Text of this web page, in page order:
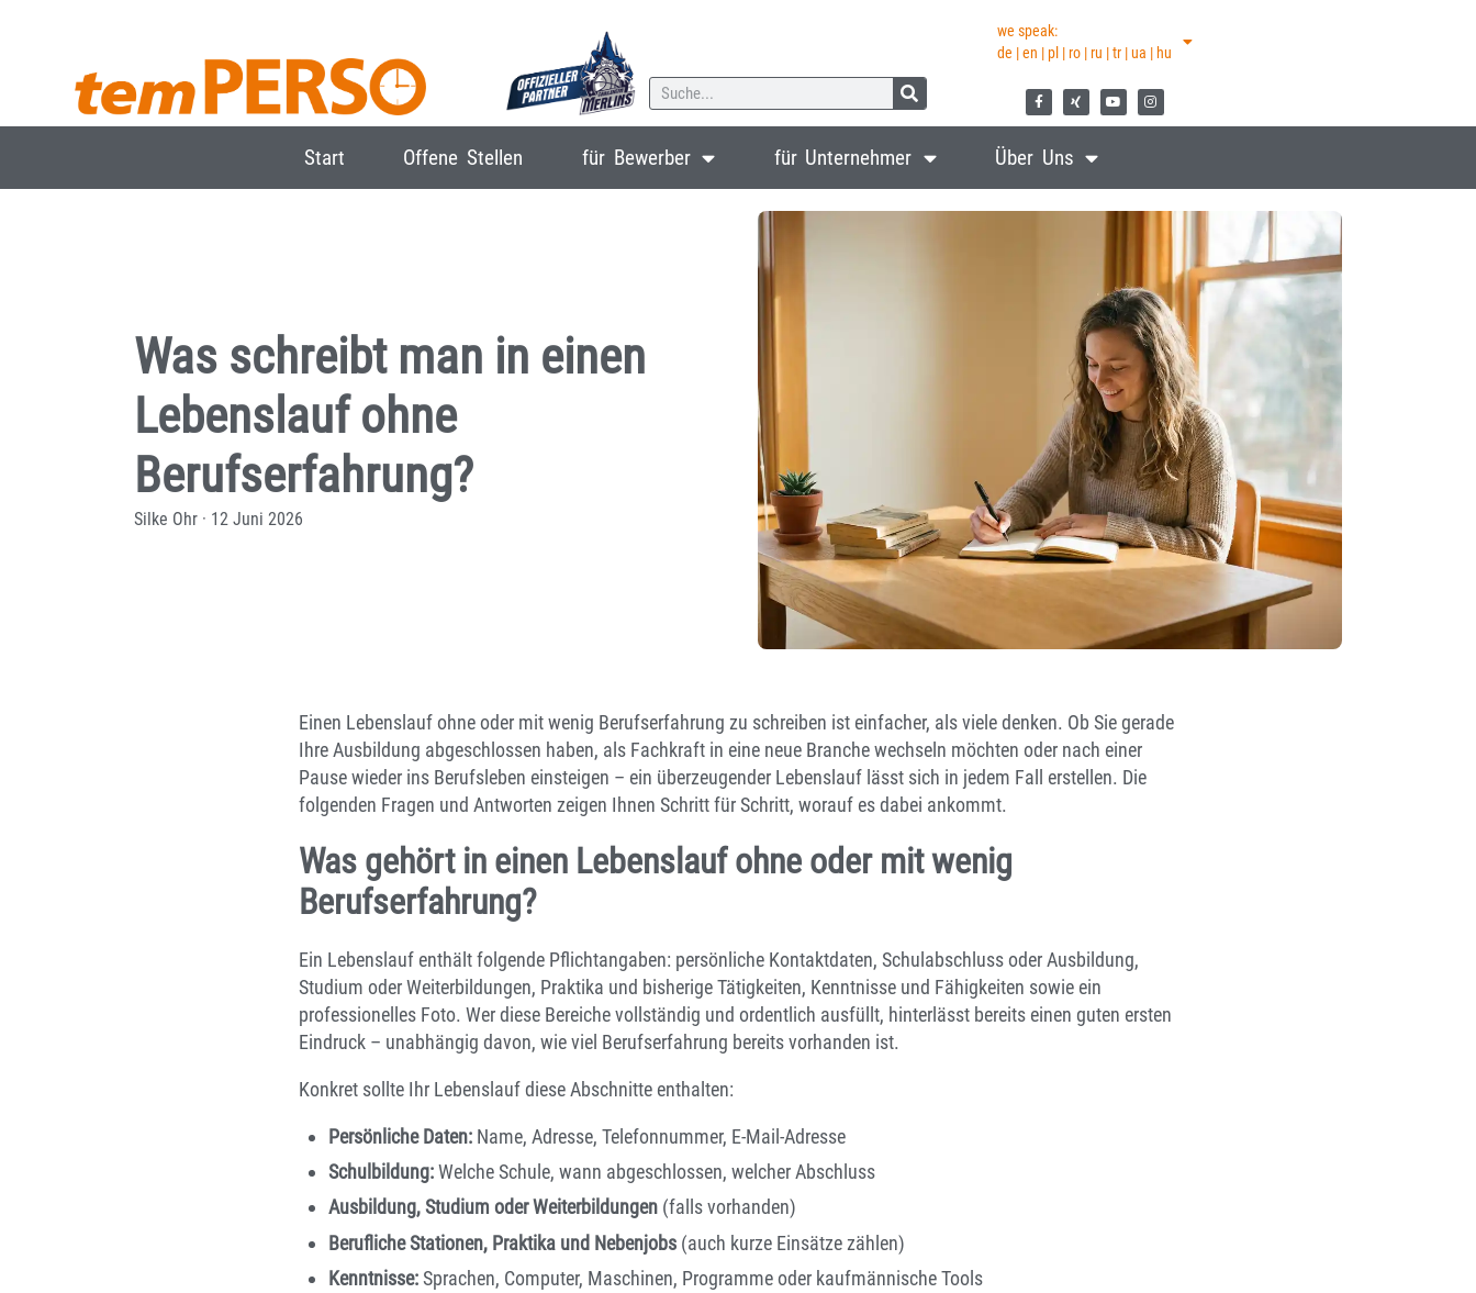
we speak:
de | en | pl | ro | ru | tr | ua | hu
Start Offene Stellen für Bewerber für Unternehmer Über Uns
Was schreibt man in einen
Lebenslauf ohne
Berufserfahrung?
Silke Ohr · 12 Juni 2026
Einen Lebenslauf ohne oder mit wenig Berufserfahrung zu schreiben ist einfacher, als viele denken. Ob Sie gerade
Ihre Ausbildung abgeschlossen haben, als Fachkraft in eine neue Branche wechseln möchten oder nach einer
Pause wieder ins Berufsleben einsteigen – ein überzeugender Lebenslauf lässt sich in jedem Fall erstellen. Die
folgenden Fragen und Antworten zeigen Ihnen Schritt für Schritt, worauf es dabei ankommt.
Was gehört in einen Lebenslauf ohne oder mit wenig
Berufserfahrung?
Ein Lebenslauf enthält folgende Pflichtangaben: persönliche Kontaktdaten, Schulabschluss oder Ausbildung,
Studium oder Weiterbildungen, Praktika und bisherige Tätigkeiten, Kenntnisse und Fähigkeiten sowie ein
professionelles Foto. Wer diese Bereiche vollständig und ordentlich ausfüllt, hinterlässt bereits einen guten ersten
Eindruck – unabhängig davon, wie viel Berufserfahrung bereits vorhanden ist.
Konkret sollte Ihr Lebenslauf diese Abschnitte enthalten:
Persönliche Daten: Name, Adresse, Telefonnummer, E-Mail-Adresse
Schulbildung:Welche Schule, wann abgeschlossen, welcher Abschluss
Ausbildung, Studium oder Weiterbildungen (falls vorhanden)
Berufliche Stationen, Praktika und Nebenjobs (auch kurze Einsätze zählen)
Kenntnisse:Sprachen, Computer, Maschinen, Programme oder kaufmännische Tools